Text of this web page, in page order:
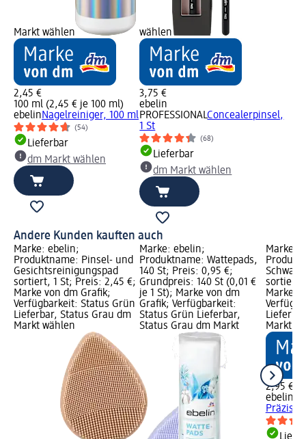
Markt wählen
2,45 €
100 ml (2,45 € je 100 ml)
ebelinNagelreiniger, 100 ml
(54)
Lieferbar
dm Markt wählen
wählen
3,75 €
ebelin
PROFESSIONALConcealerpinsel,
1 St
(68)
Lieferbar
dm Markt wählen
Andere Kunden kauften auch
Marke: ebelin;
Produktname: Pinsel- und
Gesichtsreinigungspad
sortiert, 1 St; Preis: 2,45 €;
Marke von dm Grafik;
Verfügbarkeit: Status Grün
Lieferbar, Status Grau dm
Markt wählen
Marke: ebelin;
Produktname: Wattepads,
140 St; Preis: 0,95 €;
Grundpreis: 140 St (0,01 €
je 1 St); Marke von dm
Grafik; Verfügbarkeit:
Status Grün Lieferbar,
Status Grau dm Markt
Marke:
sortiert,
Marke
Markt
2,95 €
ebelin